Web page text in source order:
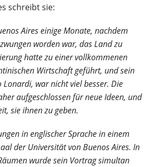
schreibt sie:
Aires einige Monate, nachdem
worden war, das Land zu
hatte zu einer vollkommenen
Wirtschaft geführt, und sein
war nicht viel besser. Die
aufgeschlossen für neue Ideen, und
sie ihnen zu geben.
in englischer Sprache in einem
der Universität von Buenos Aires. In
wurde sein Vortrag simultan